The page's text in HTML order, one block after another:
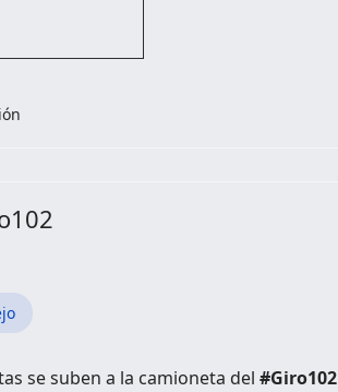
se suben a la camioneta del #Giro102